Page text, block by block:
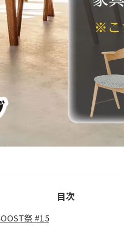
目次
祭 #15